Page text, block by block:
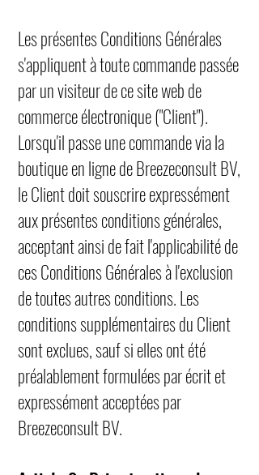
Les présentes Conditions Générales
s'appliquent à toute commande passée
par un visiteur de ce site web de
commerce électronique ("Client").
Lorsqu'il passe une commande via la
boutique en ligne de Breezeconsult BV,
le Client doit souscrire expressément
aux présentes conditions générales,
acceptant ainsi de fait l'applicabilité de
ces Conditions Générales à l'exclusion
de toutes autres conditions. Les
conditions supplémentaires du Client
sont exclues, sauf si elles ont été
préalablement formulées par écrit et
expressément acceptées par
Breezeconsult BV.